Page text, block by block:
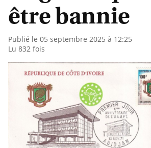
être bannie
Publié le 05 septembre 2025 à 12:25
Lu 832 fois